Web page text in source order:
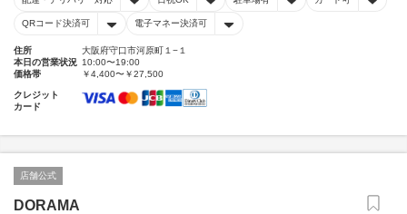
QRコード決済可 電子マネー決済可
住所
大阪府守口市河原町１−１
本日の営業状況 10:00〜19:00
価格帯
￥4,400〜￥27,500
クレジット
カード
店舗公式
DORAMA